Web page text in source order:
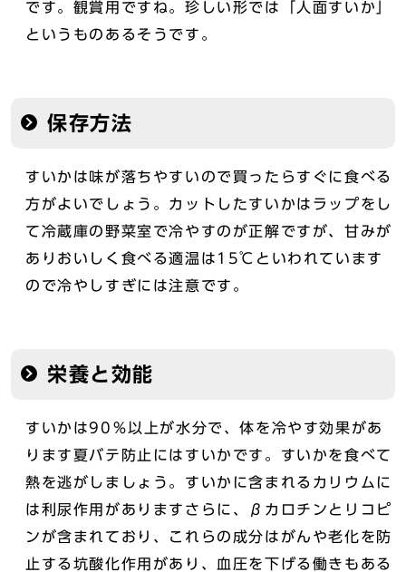
です。観賞用ですね。珍しい形では「人面すいか」
というものあるそうです。
保存方法
すいかは味が落ちやすいので買ったらすぐに食べる
方がよいでしょう。カットしたすいかはラップをし
て冷蔵庫の野菜室で冷やすのが正解ですが、甘みが
ありおいしく食べる適温は15℃といわれています
ので冷やしすぎには注意です。
栄養と効能
すいかは90％以上が水分で、体を冷やす効果があ
ります夏バテ防止にはすいかです。すいかを食べて
熱を逃がしましょう。すいかに含まれるカリウムに
は利尿作用がありますさらに、βカロチンとリコピ
ンが含まれており、これらの成分はがんや老化を防
止する坑酸化作用があり、血圧を下げる働きもある